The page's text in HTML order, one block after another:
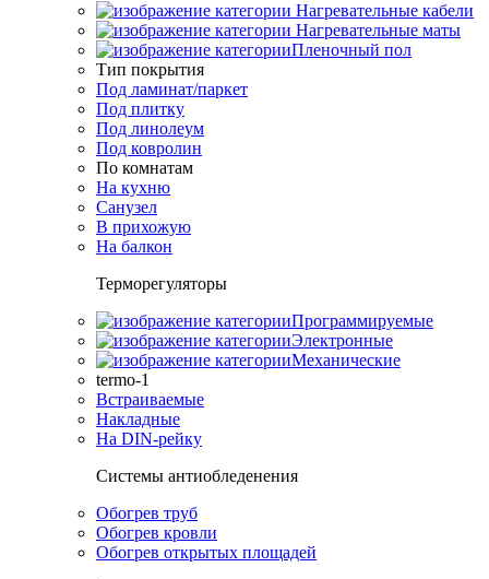
Нагревательные кабели
Нагревательные маты
Пленочный пол
Тип покрытия
Под ламинат/паркет
Под плитку
Под линолеум
Под ковролин
По комнатам
На кухню
Санузел
В прихожую
На балкон
Терморегуляторы
Программируемые
Электронные
Механические
termo-1
Встраиваемые
Накладные
На DIN-рейку
Системы антиобледенения
Обогрев труб
Обогрев кровли
Обогрев открытых площадей